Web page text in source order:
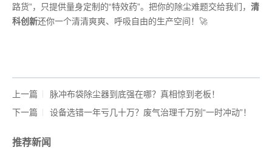
路货”，只提供量身定制的“特效药”。把你的除尘难题交给我们， 清
科创新还你一个清清爽爽、呼吸自由的生产空间！🚀
上一篇
脉冲布袋除尘器到底强在哪？真相惊到老板！
下一篇
设备选错一年亏几十万？废气治理千万别“一时冲动”！
推荐新闻